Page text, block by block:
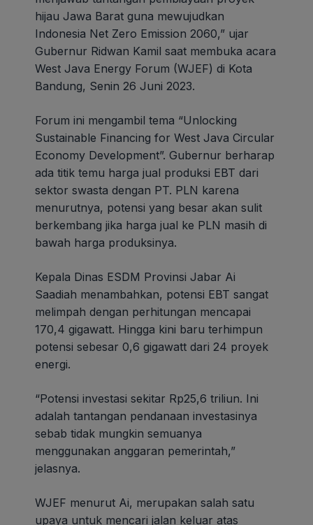
hijau Jawa Barat guna mewujudkan
Indonesia Net Zero Emission 2060,” ujar
Gubernur Ridwan Kamil saat membuka acara
West Java Energy Forum (WJEF) di Kota
Bandung, Senin 26 Juni 2023.
Forum ini mengambil tema “Unlocking
Sustainable Financing for West Java Circular
Economy Development”. Gubernur berharap
ada titik temu harga jual produksi EBT dari
sektor swasta dengan PT. PLN karena
menurutnya, potensi yang besar akan sulit
berkembang jika harga jual ke PLN masih di
bawah harga produksinya.
Kepala Dinas ESDM Provinsi Jabar Ai
Saadiah menambahkan, potensi EBT sangat
melimpah dengan perhitungan mencapai
170,4 gigawatt. Hingga kini baru terhimpun
potensi sebesar 0,6 gigawatt dari 24 proyek
energi.
“Potensi investasi sekitar Rp25,6 triliun. Ini
adalah tantangan pendanaan investasinya
sebab tidak mungkin semuanya
menggunakan anggaran pemerintah,”
jelasnya.
WJEF menurut Ai, merupakan salah satu
upaya untuk mencari jalan keluar atas